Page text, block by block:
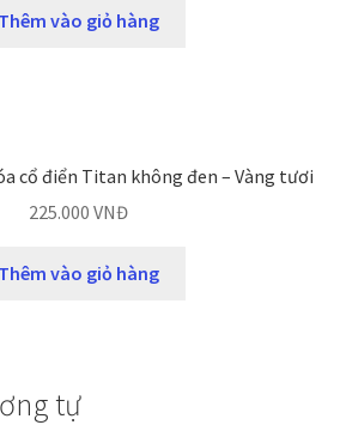
Thêm vào giỏ hàng
cổ điển Titan không đen – Vàng tươi
225.000 VNĐ
Thêm vào giỏ hàng
tự